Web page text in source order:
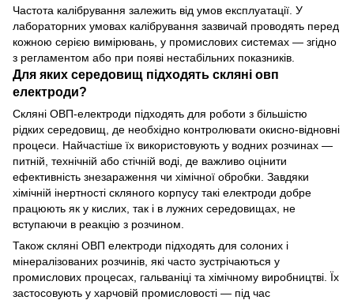
Частота калібрування залежить від умов експлуатації. У
лабораторних умовах калібрування зазвичай проводять перед
кожною серією вимірювань, у промислових системах — згідно
з регламентом або при появі нестабільних показників.
Для яких середовищ підходять скляні овп
електроди?
Скляні ОВП-електроди підходять для роботи з більшістю
рідких середовищ, де необхідно контролювати окисно-відновні
процеси. Найчастіше їх використовують у водних розчинах —
питній, технічній або стічній воді, де важливо оцінити
ефективність знезараження чи хімічної обробки. Завдяки
хімічній інертності скляного корпусу такі електроди добре
працюють як у кислих, так і в лужних середовищах, не
вступаючи в реакцію з розчином.
Також скляні ОВП електроди підходять для солоних і
мінералізованих розчинів, які часто зустрічаються у
промислових процесах, гальваніці та хімічному виробництві. Їх
застосовують у харчовій промисловості — під час